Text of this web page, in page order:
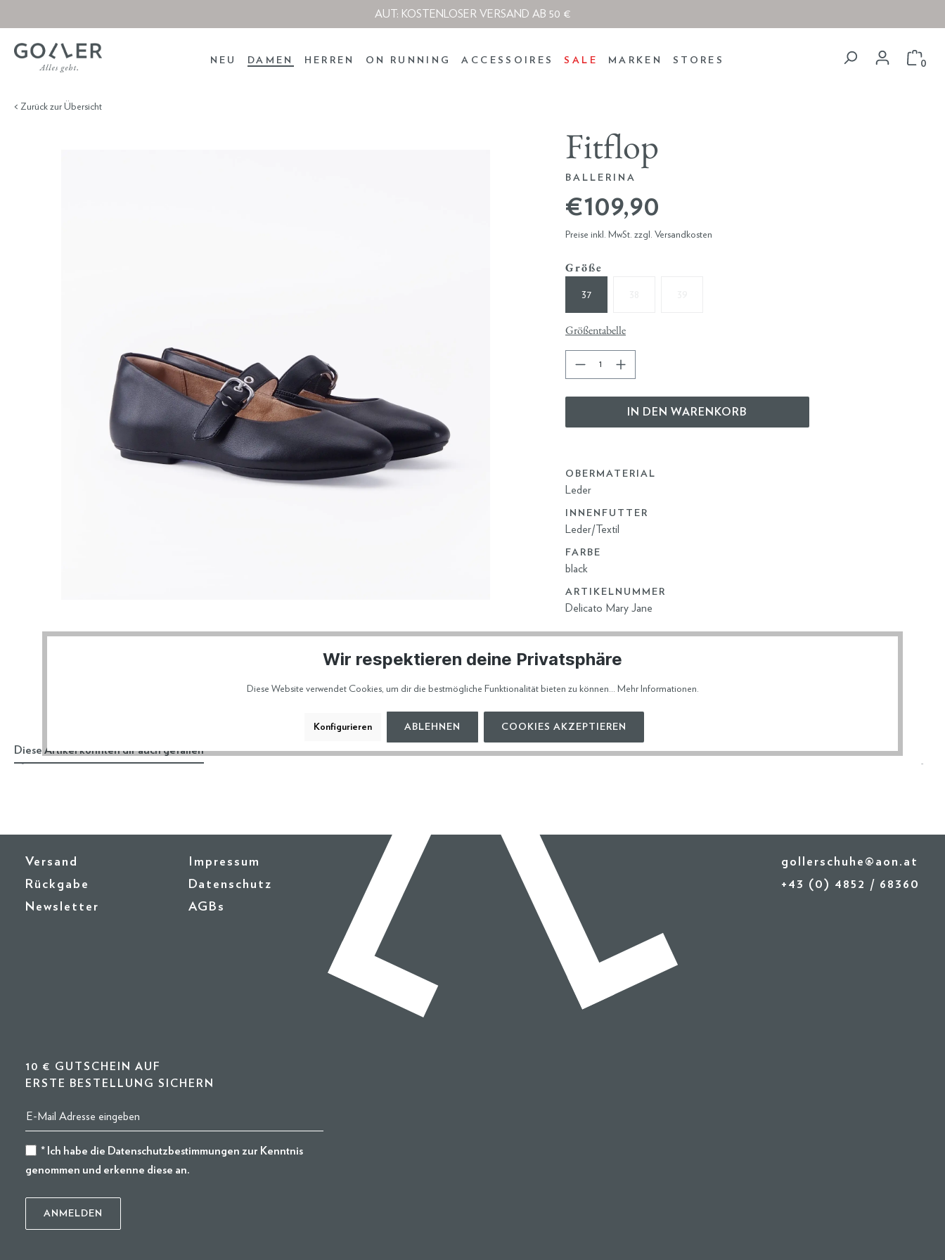
AUT: KOSTENLOSER VERSAND AB 50 €
NEU DAMEN HERREN ON RUNNING ACCESSOIRES SALE MARKEN STORES 0
< Zurück zur Übersicht
Fitflop
BALLERINA
€ 109,90
Preise inkl. MwSt. zzgl. Versandkosten
Größe
37
Größentabelle
IN DEN WARENKORB
OBERMATERIAL
Leder
INNENFUTTER
Leder/Textil
FARBE
black
ARTIKELNUMMER
Delicato Mary Jane
HERSTELLERDATEN
Diese Artikel könnten dir auch gefallen
Versand
Rückgabe
Newsletter
Impressum
Datenschutz
AGBs
10 € GUTSCHEIN AUF
ERSTE BESTELLUNG SICHERN
* Ich habe die Datenschutzbestimmungen zur Kenntnis
genommen und erkenne diese an.
gollerschuhe@aon.at
+43 (0) 4852 / 68360
Wir respektieren deine Privatsphäre
Diese Website verwendet Cookies, um dir die bestmögliche Funktionalität bieten zu können... Mehr Informationen.
Konfigurieren ABLEHNEN COOKIES AKZEPTIEREN